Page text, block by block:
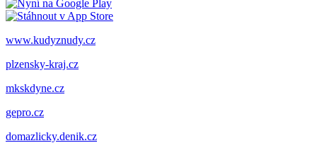
www.kudyznudy.cz
plzensky-kraj.cz
mkskdyne.cz
gepro.cz
domazlicky.denik.cz